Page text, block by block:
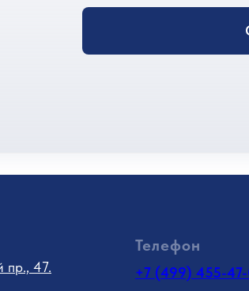
пр., 47.
Телефон
+7 (499) 455-